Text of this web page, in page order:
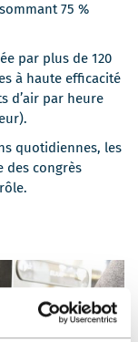
75 %
par plus de 120
à haute efficacité
d’air par heure
quotidiennes, les
des congrès